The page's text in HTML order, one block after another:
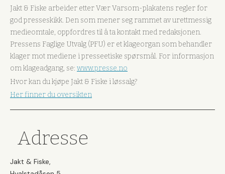
Jakt & Fiske arbeider etter Vær Varsom-plakatens regler for
god presseskikk. Den som mener seg rammet av urettmessig
medieomtale, oppfordres til å ta kontakt med redaksjonen.
Pressens Faglige Utvalg (PFU) er et klageorgan som behandler
klager mot mediene i presseetiske spørsmål. For informasjon
om klageadgang, se: www.presse.no
Hvor kan du kjøpe Jakt & Fiske i løssalg?
Her finner du oversikten
Adresse
Jakt & Fiske,